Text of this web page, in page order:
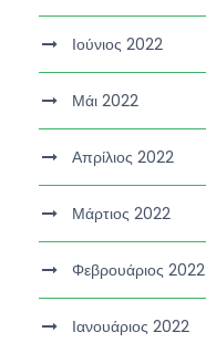
Ιούνιος 2022
Μάι 2022
Απρίλιος 2022
Μάρτιος 2022
Φεβρουάριος 2022
Ιανουάριος 2022